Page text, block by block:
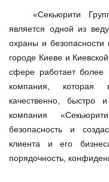
«Секьюрити
является одной из
охраны и безопасности
городе Киеве и
сфере работает более
компания, которая
качественно, быстро
компания
безопасность и
клиента и его
порядочность,